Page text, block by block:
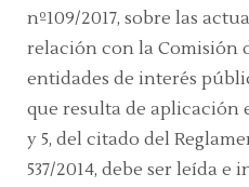
nº109/2017, sobre las
relación con la Comisión
entidades de interés
que resulta de aplicación
y 5, del citado del
537/2014, debe ser leída e